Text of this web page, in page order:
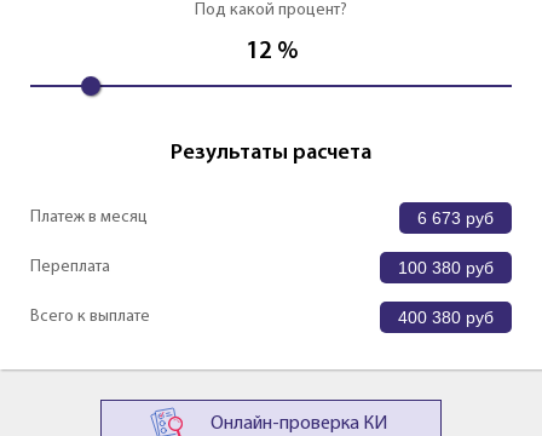
Под какой процент?
12 %
Результаты расчета
Платеж в месяц 6 673 руб
Переплата 100 380 руб
Всего к выплате 400 380 руб
Онлайн-проверка КИ